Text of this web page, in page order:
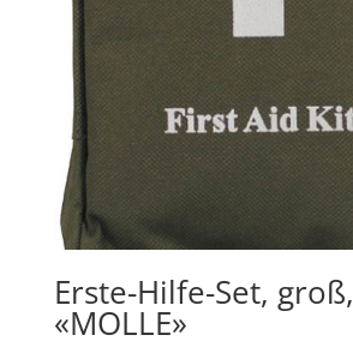
Erste-Hilfe-Set, groß,
«MOLLE»